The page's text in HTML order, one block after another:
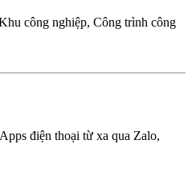
công nghiệp, Công trình công
điện thoại từ xa qua Zalo,